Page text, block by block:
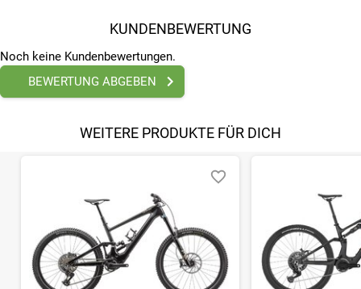
KUNDENBEWERTUNG
Noch keine Kundenbewertungen.
BEWERTUNG ABGEBEN
WEITERE PRODUKTE FÜR DICH